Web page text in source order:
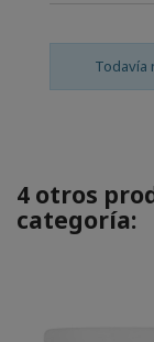
Todavía
4 otros
categoría: